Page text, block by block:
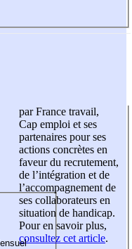
par France travail,
Cap emploi et ses
partenaires pour ses
actions concrètes en
faveur du recrutement,
de l’intégration et de
l’accompagnement de
ses collaborateurs en
situation de handicap.
Pour en savoir plus,
consultez cet article.